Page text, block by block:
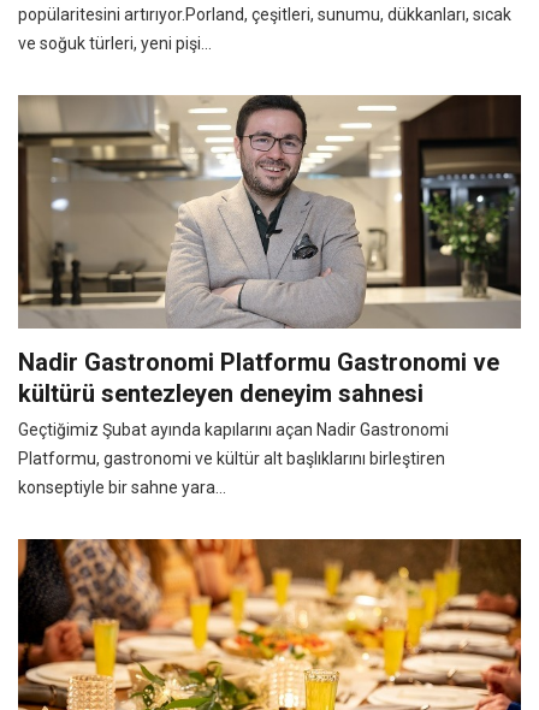
popülaritesini artırıyor.Porland, çeşitleri, sunumu, dükkanları, sıcak
ve soğuk türleri, yeni pişi...
Nadir Gastronomi Platformu Gastronomi ve
kültürü sentezleyen deneyim sahnesi
Geçtiğimiz Şubat ayında kapılarını açan Nadir Gastronomi
Platformu, gastronomi ve kültür alt başlıklarını birleştiren
konseptiyle bir sahne yara...